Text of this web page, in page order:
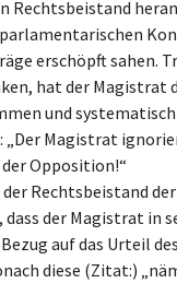
Rechtsbeistand
erschöpft sahen.
hat der Magistrat
und
„Der Magistrat
Opposition!“
Rechtsbeistand
der Magistrat in
auf das Urteil
diese (Zitat:)